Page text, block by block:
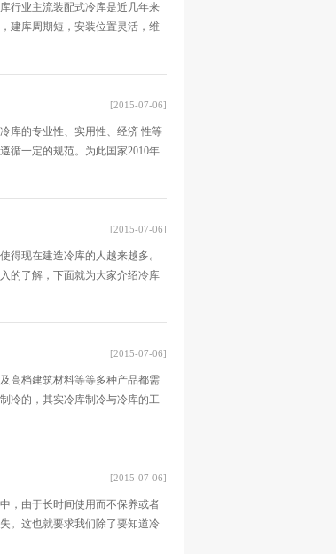
行业主流装配式冷库是近几年来
建库周期短，安装位置灵活，维
[2015-07-06]
库的专业性、实用性、经济 性等
循一定的规范。为此国家2010年
[2015-07-06]
得现在建造冷库的人越来越多。
的了解，下面就为大家介绍冷库
[2015-07-06]
高档建筑材料等等多种产品都需
冷的，其实冷库制冷与冷库的工
[2015-07-06]
，由于长时间使用而不保养或者
。这也就要求我们除了要知道冷